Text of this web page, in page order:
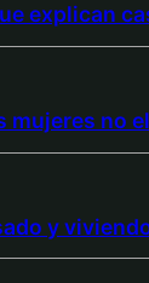
explican
mujeres no
y